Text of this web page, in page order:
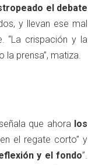
el debate
y llevan ese mal
“La crispación y la
prensa”, matiza.
que ahoralos
el regate corto” y
y el fondo”.